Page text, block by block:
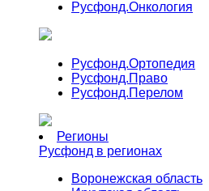
Русфонд.Онкология
Русфонд.Ортопедия
Русфонд.Право
Русфонд.Перелом
Регионы
Русфонд в регионах
Воронежская область